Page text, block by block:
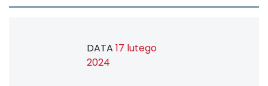
DATA 17 lutego
2024